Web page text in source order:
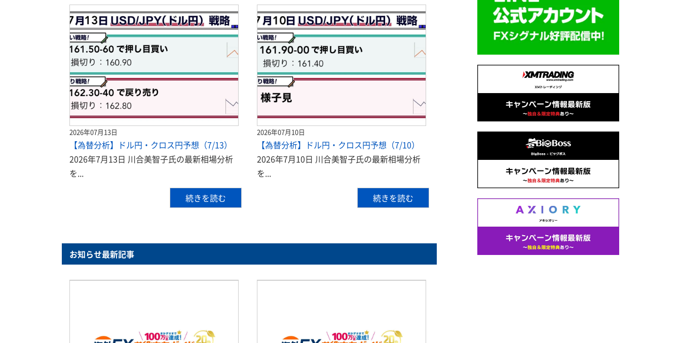
2026年07月13日
【為替分析】ドル円・クロス円予想（7/13）
2026年7月13日 川合美智子氏の最新相場分析
を...
続きを読む
2026年07月10日
【為替分析】ドル円・クロス円予想（7/10）
2026年7月10日 川合美智子氏の最新相場分析
を...
続きを読む
お知らせ最新記事